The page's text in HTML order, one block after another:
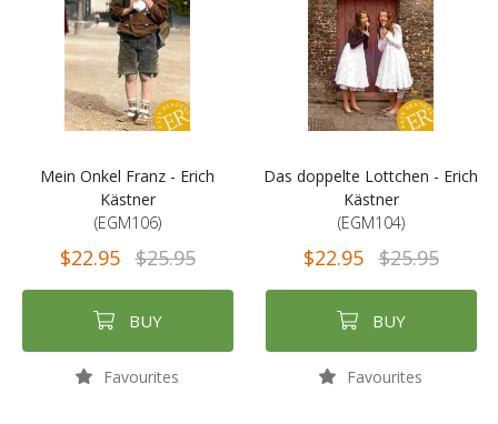
Mein Onkel Franz - Erich
Kästner
(EGM106)
$22.95 $25.95
BUY
Favourites
Das doppelte Lottchen - Erich
Kästner
(EGM104)
$22.95 $25.95
BUY
Favourites